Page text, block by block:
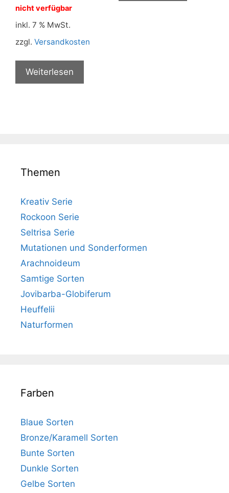
nicht verfügbar
inkl. 7 % MwSt.
zzgl. Versandkosten
Weiterlesen
Themen
Kreativ Serie
Rockoon Serie
Seltrisa Serie
Mutationen und Sonderformen
Arachnoideum
Samtige Sorten
Jovibarba-Globiferum
Heuffelii
Naturformen
Farben
Blaue Sorten
Bronze/Karamell Sorten
Bunte Sorten
Dunkle Sorten
Gelbe Sorten